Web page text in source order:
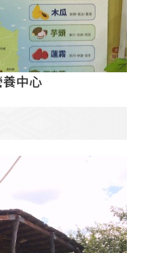
中心